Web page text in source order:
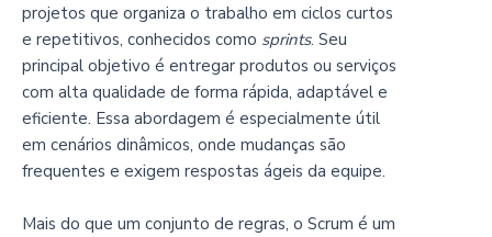
projetos que organiza o trabalho em ciclos curtos
e repetitivos, conhecidos como sprints. Seu
principal objetivo é entregar produtos ou serviços
com alta qualidade de forma rápida, adaptável e
eficiente. Essa abordagem é especialmente útil
em cenários dinâmicos, onde mudanças são
frequentes e exigem respostas ágeis da equipe.
Mais do que um conjunto de regras, o Scrum é um